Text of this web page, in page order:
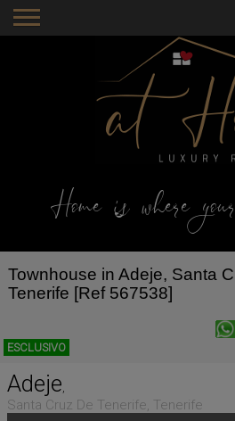
Home is where
Townhouse in Adeje, Santa
Tenerife [Ref 567538]
ESCLUSIVO
Adeje,
Santa Cruz De Tenerife, Tenerife